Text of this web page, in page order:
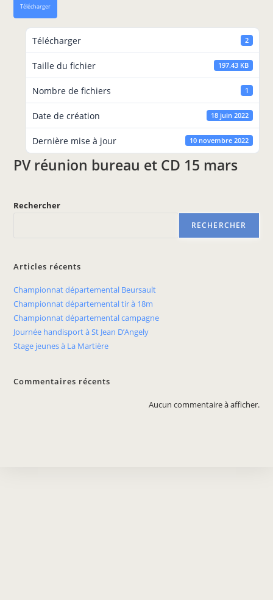
Télécharger
Télécharger 2
Taille du fichier 197.43 KB
Nombre de fichiers 1
Date de création 18 juin 2022
Dernière mise à jour 10 novembre 2022
PV réunion bureau et CD 15 mars
Rechercher
RECHERCHER
Articles récents
Championnat départemental Beursault
Championnat départemental tir à 18m
Championnat départemental campagne
Journée handisport à St Jean D’Angely
Stage jeunes à La Martière
Commentaires récents
Aucun commentaire à afficher.